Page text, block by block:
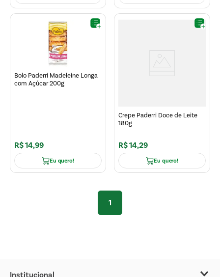
Bolo Paderri Madeleine Longa
com Açúcar 200g
R$14,99
Eu quero!
Crepe Paderri Doce de Leite
180g
R$14,29
Eu quero!
1
Institucional